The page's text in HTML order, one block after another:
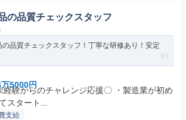
の品質チェックスタッフ
の品質チェックスタッフ！丁寧な研修あり！安定
5000円
経験からのチャレンジ応援〇 ・製造業が初め
スタート...
支給